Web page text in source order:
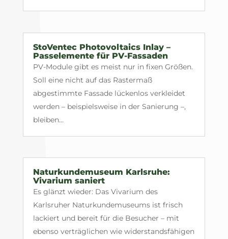
StoVentec Photovoltaics Inlay –
Passelemente für PV-Fassaden
PV-Module gibt es meist nur in fixen Größen.
Soll eine nicht auf das Rastermaß
abgestimmte Fassade lückenlos verkleidet
werden – beispielsweise in der Sanierung –,
bleiben...
Naturkundemuseum Karlsruhe:
Vivarium saniert
Es glänzt wieder: Das Vivarium des
Karlsruher Naturkundemuseums ist frisch
lackiert und bereit für die Besucher – mit
ebenso verträglichen wie widerstandsfähigen